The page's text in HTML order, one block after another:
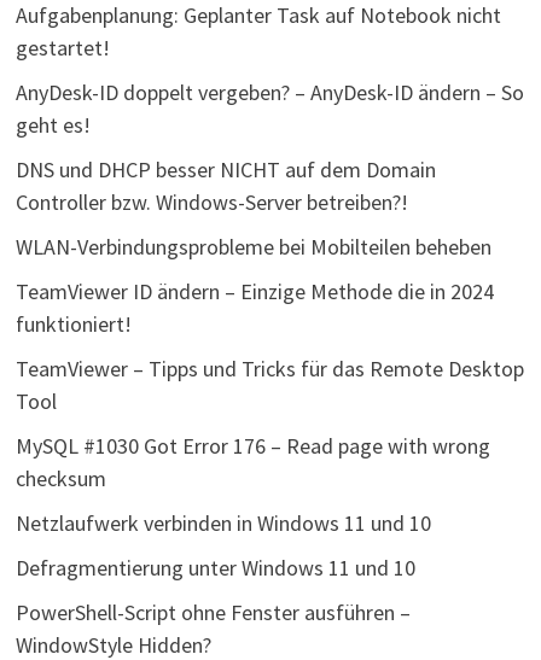
Aufgabenplanung: Geplanter Task auf Notebook nicht
gestartet!
AnyDesk-ID doppelt vergeben? – AnyDesk-ID ändern – So
geht es!
DNS und DHCP besser NICHT auf dem Domain
Controller bzw. Windows-Server betreiben?!
WLAN-Verbindungsprobleme bei Mobilteilen beheben
TeamViewer ID ändern – Einzige Methode die in 2024
funktioniert!
TeamViewer – Tipps und Tricks für das Remote Desktop
Tool
MySQL #1030 Got Error 176 – Read page with wrong
checksum
Netzlaufwerk verbinden in Windows 11 und 10
Defragmentierung unter Windows 11 und 10
PowerShell-Script ohne Fenster ausführen –
WindowStyle Hidden?